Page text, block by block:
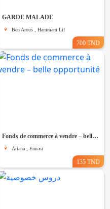
GARDE MALADE
Ben Arous , Hammam Lif
700 TND
Fonds de commerce à vendre – belle opportunité
Ariana , Ennasr
135 TND